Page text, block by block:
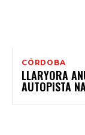
CÓRDOBA
LLARYORA
AUTOPISTA